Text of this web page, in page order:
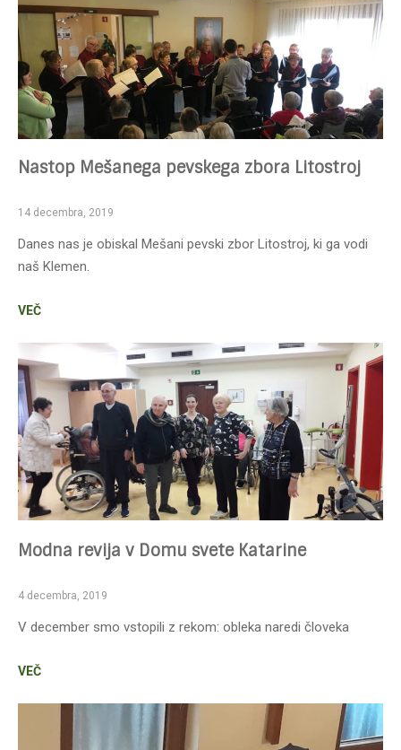
Nastop Mešanega pevskega zbora Litostroj
14 decembra, 2019
Danes nas je obiskal Mešani pevski zbor Litostroj, ki ga vodi
naš Klemen.
VEČ
Modna revija v Domu svete Katarine
4 decembra, 2019
V december smo vstopili z rekom: obleka naredi človeka
VEČ